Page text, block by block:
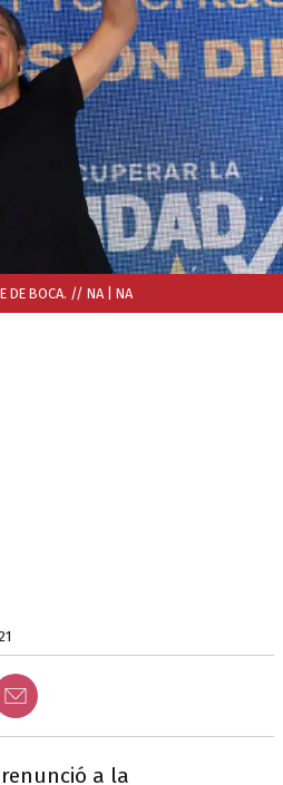
DE BOCA. // NA | NA
renunció a la